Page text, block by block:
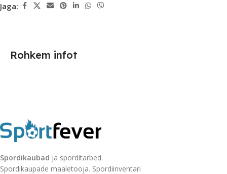
Jaga:
Rohkem infot
Spordikaubad ja sporditarbed.
Spordikaupade maaletooja. Spordiinventari